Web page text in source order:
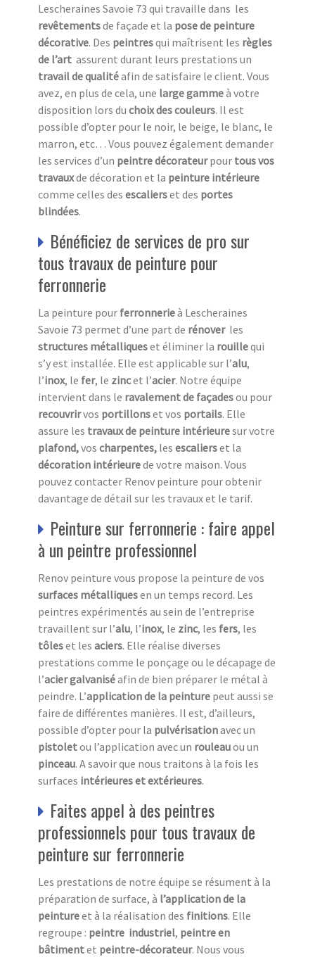
Lescheraines Savoie 73 qui travaille dans les
revêtementsde façade et la pose de peinture
décorative. Des peintresqui maîtrisent les règles
de l’art assurent durant leurs prestations un
travail de qualitéafin de satisfaire le client. Vous
avez, en plus de cela, une large gammeà votre
disposition lors du choix des couleurs. Il est
possible d’opter pour le noir, le beige, le blanc, le
marron, etc… Vous pouvez également demander
les services d’un peintre décorateurpour tous vos
travauxde décoration et la peinture intérieure
comme celles des escalierset des portes
blindées.
Bénéficiez de services de pro sur
tous travaux de peinture pour
ferronnerie
La peinture pour ferronnerieà Lescheraines
Savoie 73 permet d’une part de rénover les
structures métalliqueset éliminer la rouillequi
s’y est installée. Elle est applicable sur l’alu,
l’inox, le fer, le zincet l’acier. Notre équipe
intervient dans le ravalement de façadesou pour
recouvrirvos portillonset vos portails. Elle
assure les travaux de peinture intérieuresur votre
plafond,vos charpentes, les escalierset la
décoration intérieurede votre maison. Vous
pouvez contacter Renov peinture pour obtenir
davantage de détail sur les travaux et le tarif.
Peinture sur ferronnerie : faire appel
à un peintre professionnel
Renov peinture vous propose la peinture de vos
surfaces métalliquesen un temps record. Les
peintres expérimentés au sein de l’entreprise
travaillent sur l’alu, l’inox, le zinc, les fers, les
tôleset les aciers. Elle réalise diverses
prestations comme le ponçage ou le décapage de
l’acier galvaniséafin de bien préparer le métal à
peindre. L’application de la peinture peut aussi se
faire de différentes manières. Il est, d’ailleurs,
possible d’opter pour la pulvérisationavec un
pistoletou l’application avec un rouleauou un
pinceau. A savoir que nous traitons à la fois les
surfaces intérieures et extérieures.
Faites appel à des peintres
professionnels pour tous travaux de
peinture sur ferronnerie
Les prestations de notre équipe se résument à la
préparation de surface, à l’application de la
peintureet à la réalisation des finitions. Elle
regroupe : peintre industriel, peintre en
bâtimentet peintre-décorateur. Nous vous